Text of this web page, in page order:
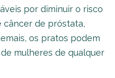
por diminuir o risco
de próstata,
os pratos podem
mulheres de qualquer